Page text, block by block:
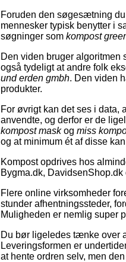
Foruden den søgesætning
mennesker typisk benytter i
søgninger som kompost
Den viden bruger
også tydeligt at andre folk
und erden gmbh. Den viden
produkter.
For øvrigt kan det ses i data,
anvendte, og derfor er de
kompost maskog miss
og at minimum ét af disse
Kompost opdrives hos
Bygma.dk, DavidsenShop.dk
Flere online virksomheder
stunder afhentningssteder,
Muligheden er nemlig super
Du bør ligeledes tænke over
Leveringsformen er
at hente ordren selv, men